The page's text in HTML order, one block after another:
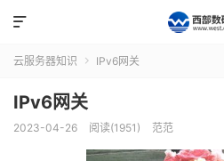

云服务器知识  IPv6网关
IPv6网关
2023-04-26 阅读(1951) 范范